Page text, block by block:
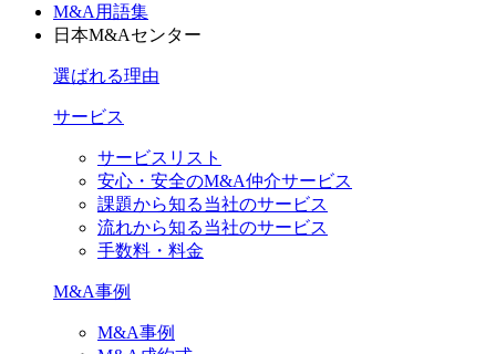
M&A用語集
日本M&Aセンター
選ばれる理由
サービス
サービスリスト
安心・安全のM&A仲介サービス
課題から知る当社のサービス
流れから知る当社のサービス
手数料・料金
M&A事例
M&A事例